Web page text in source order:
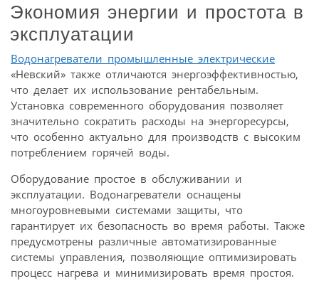
Экономия энергии и простота в
эксплуатации
Водонагреватели промышленные электрические
«Невский» также отличаются энергоэффективностью,
что делает их использование рентабельным.
Установка современного оборудования позволяет
значительно сократить расходы на энергоресурсы,
что особенно актуально для производств с высоким
потреблением горячей воды.
Оборудование простое в обслуживании и
эксплуатации. Водонагреватели оснащены
многоуровневыми системами защиты, что
гарантирует их безопасность во время работы. Также
предусмотрены различные автоматизированные
системы управления, позволяющие оптимизировать
процесс нагрева и минимизировать время простоя.